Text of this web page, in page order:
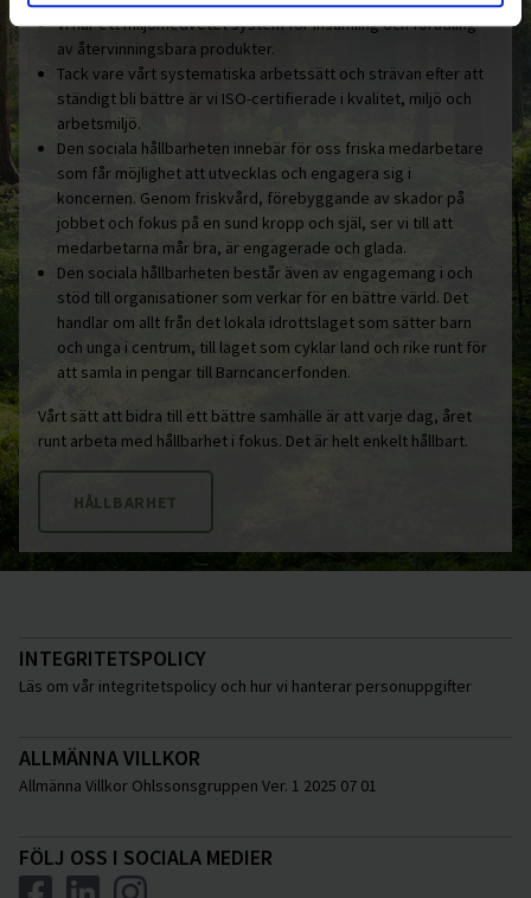
Vi har ett miljömedvetet system för insamling och förädling
av återvinningsbara produkter.
Tack vare vårt systematiska arbetssätt och strävan efter att
ständigt bli bättre är vi ISO-certifierade i kvalitet, miljö och
arbetsmiljö.
Den sociala hållbarheten innebär för oss friska medarbetare
som får möjlighet att utvecklas och engagera sig i
koncernen. Genom friskvård, förebyggande av skador på
jobbet och fokus på en sund kropp och själ, ser vi till att
medarbetarna mår bra, är engagerade och glada.
Den sociala hållbarheten består även av engagemang i och
stöd till organisationer som verkar för en bättre värld. Det
handlar om allt från det lokala idrottslaget som sätter barn
och unga i centrum, till laget som cyklar land och rike runt för
att samla in pengar till Barncancerfonden.
Vårt sätt att bidra till ett bättre samhälle är att varje dag, året
runt arbeta med hållbarhet i fokus. Det är helt enkelt hållbart.
HÅLLBARHET
INTEGRITETSPOLICY
Läs om vår integritetspolicy och hur vi hanterar personuppgifter
ALLMÄNNA VILLKOR
Allmänna Villkor Ohlssonsgruppen Ver. 1 2025 07 01
FÖLJ OSS I SOCIALA MEDIER